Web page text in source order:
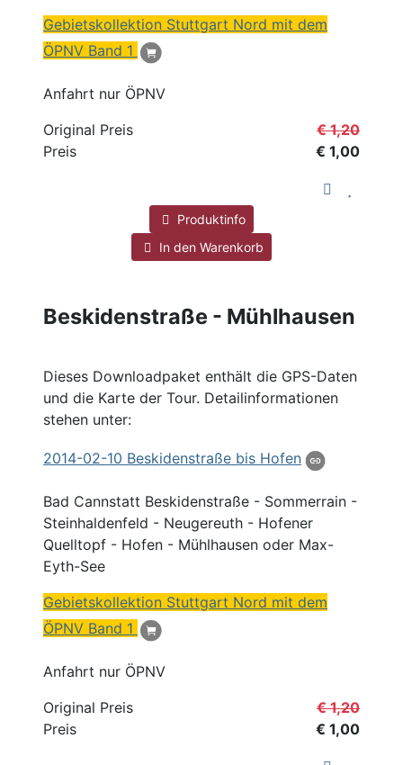
Gebietskollektion Stuttgart Nord mit dem
ÖPNV Band 1
Anfahrt nur ÖPNV
Original Preis
€ 1,20
Preis
€ 1,00
Produktinfo
In den Warenkorb
Beskidenstraße - Mühlhausen
Dieses Downloadpaket enthält die GPS-Daten
und die Karte der Tour. Detailinformationen
stehen unter:
2014-02-10 Beskidenstraße bis Hofen
Bad Cannstatt Beskidenstraße - Sommerrain -
Steinhaldenfeld - Neugereuth - Hofener
Quelltopf - Hofen - Mühlhausen oder Max-
Eyth-See
Gebietskollektion Stuttgart Nord mit dem
ÖPNV Band 1
Anfahrt nur ÖPNV
Original Preis
€ 1,20
Preis
€ 1,00